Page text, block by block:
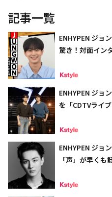
記事一覧
ENHYPEN ジョ
驚き！対面イン
ENHYPEN ジョ
を「CDTVライ
ENHYPEN ジョ
「声」が早く